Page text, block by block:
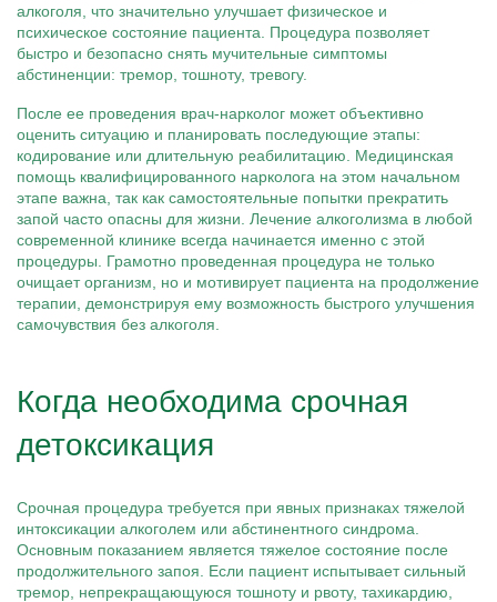
алкоголя, что значительно улучшает физическое и
психическое состояние пациента. Процедура позволяет
быстро и безопасно снять мучительные симптомы
абстиненции: тремор, тошноту, тревогу.
После ее проведения врач-нарколог может объективно
оценить ситуацию и планировать последующие этапы:
кодирование или длительную реабилитацию. Медицинская
помощь квалифицированного нарколога на этом начальном
этапе важна, так как самостоятельные попытки прекратить
запой часто опасны для жизни. Лечение алкоголизма в любой
современной клинике всегда начинается именно с этой
процедуры. Грамотно проведенная процедура не только
очищает организм, но и мотивирует пациента на продолжение
терапии, демонстрируя ему возможность быстрого улучшения
самочувствия без алкоголя.
Когда необходима срочная
детоксикация
Срочная процедура требуется при явных признаках тяжелой
интоксикации алкоголем или абстинентного синдрома.
Основным показанием является тяжелое состояние после
продолжительного запоя. Если пациент испытывает сильный
тремор, непрекращающуюся тошноту и рвоту, тахикардию,